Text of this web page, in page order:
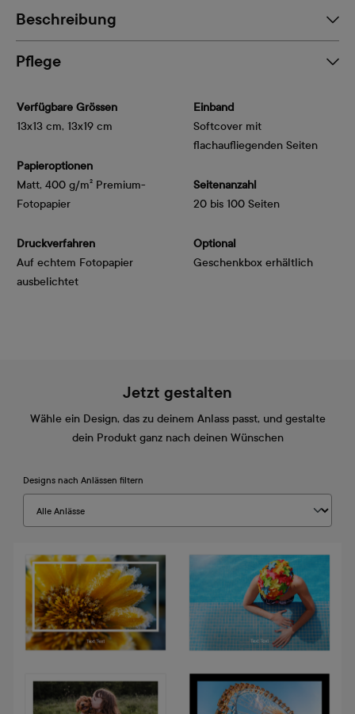
Beschreibung
Pflege
Verfügbare Grössen
13x13 cm, 13x19 cm
Papieroptionen
Matt, 400 g/m² Premium-
Fotopapier
Druckverfahren
Auf echtem Fotopapier
ausbelichtet
Einband
Softcover mit
flachaufliegenden Seiten
Seitenanzahl
20 bis 100 Seiten
Optional
Geschenkbox erhältlich
Jetzt gestalten
Wähle ein Design, das zu deinem Anlass passt, und gestalte
dein Produkt ganz nach deinen Wünschen
Designs nach Anlässen filtern